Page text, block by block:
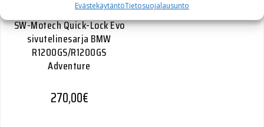
EvästekäytäntöTietosuojalausunto
SW-Motech Quick-Lock Evo
sivutelinesarja BMW
R1200GS/R1200GS
Adventure
270,00€